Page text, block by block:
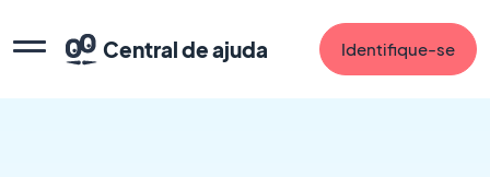
Central de ajuda Identifique-se